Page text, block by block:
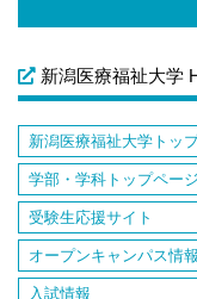
新潟医療福祉大学
新潟医療福祉大学トッ
学部・学科トップページ
受験生応援サイト
オープンキャンパス情報
入試情報